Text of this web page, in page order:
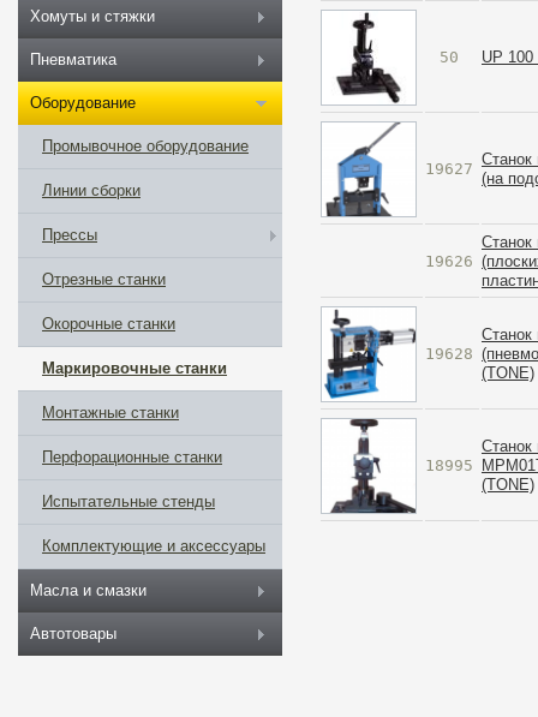
50 UP 100
19627
Станок
(на
19626
Станок
19628
Станок
(TONE)
18995
Станок
(TONE)
Хомуты и стяжки
Пневматика
Оборудование
Промывочное оборудование
Линии сборки
Прессы
Отрезные станки
Окорочные станки
Маркировочные станки
Монтажные станки
Перфорационные станки
Испытательные стенды
Комплектующие и аксессуары
Масла и смазки
Автотовары